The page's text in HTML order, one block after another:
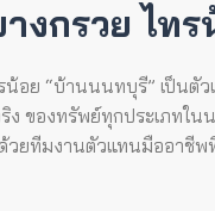
งกรวย ไทร
ย “บ้านนนทบุรี” เป็นตัว
ง ของทรัพย์ทุกประเภทใ
ยทีมงานตัวแทนมืออาชีพ